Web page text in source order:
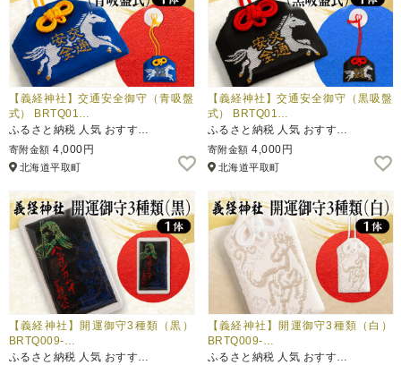
【義経神社】交通安全御守（青吸盤
式） BRTQ01…
ふるさと納税 人気 おすす…
寄附金額 4,000円
北海道平取町
【義経神社】交通安全御守（黒吸盤
式） BRTQ01…
ふるさと納税 人気 おすす…
寄附金額 4,000円
北海道平取町
【義経神社】開運御守3種類（黒）
BRTQ009-…
ふるさと納税 人気 おすす…
【義経神社】開運御守3種類（白）
BRTQ009-…
ふるさと納税 人気 おすす…